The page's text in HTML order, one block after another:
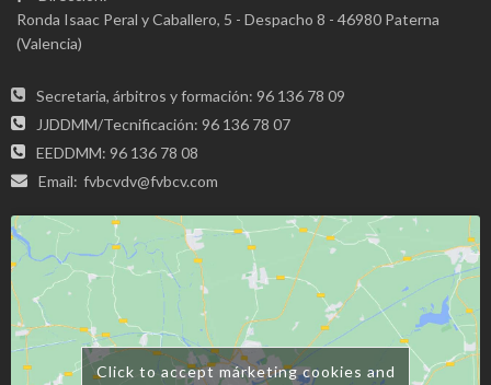
Ronda Isaac Peral y Caballero, 5 - Despacho 8 - 46980 Paterna
(Valencia)
Secretaria, árbitros y formación: 96 136 78 09
JJDDMM/Tecnificación: 96 136 78 07
EEDDMM: 96 136 78 08
Email: fvbcvdv@fvbcv.com
Click to accept márketing cookies and